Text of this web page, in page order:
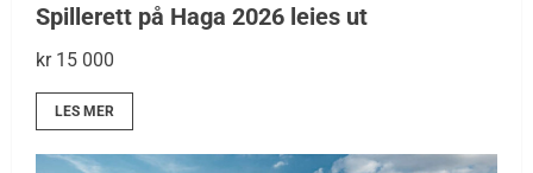
Spillerett på Haga 2026 leies ut
kr 15 000
LES MER